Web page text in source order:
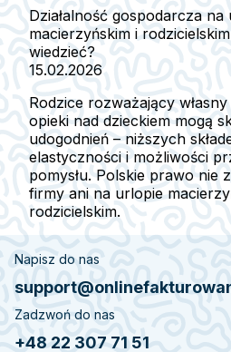
Działalność gospodarcza na
macierzyńskim i
wiedzieć?
15.02.2026
Rodzice rozważający
opieki nad dzieckiem mogą
udogodnień – niższych
elastyczności i możliwości
pomysłu. Polskie prawo nie
firmy ani na urlopie
rodzicielskim.
Napisz do nas
Zadzwoń do nas
+48 22 307 71 51